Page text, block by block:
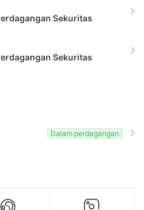
Sekuritas
Sekuritas
Dalam perdagangan